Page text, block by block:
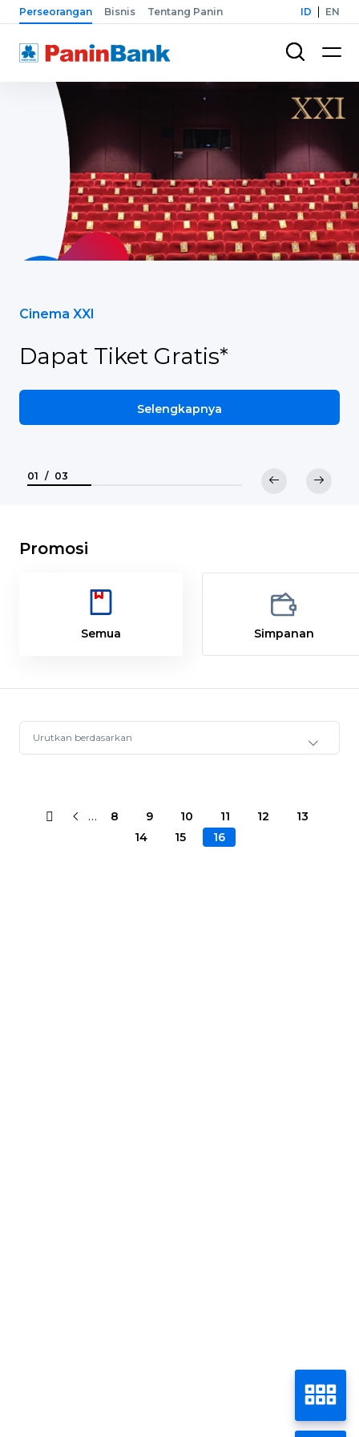
Perseorangan Bisnis Tentang Panin ID EN
Cinema XXI
Dapat Tiket Gratis*
Selengkapnya
01 / 03
Promosi
Semua Simpanan
Urutkan berdasarkan
… 8 9 10 11 12
13
14
15 16